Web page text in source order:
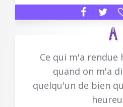
Ce qui m'a rendue
quand on m'a
quelqu'un de bien